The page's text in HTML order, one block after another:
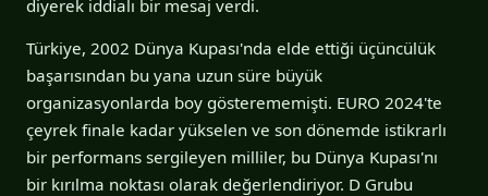
diyerek iddialı bir mesaj verdi.
Türkiye, 2002 Dünya Kupası'nda elde ettiği üçüncülük
başarısından bu yana uzun süre büyük
organizasyonlarda boy gösterememişti. EURO 2024'te
çeyrek finale kadar yükselen ve son dönemde istikrarlı
bir performans sergileyen milliler, bu Dünya Kupası'nı
bir kırılma noktası olarak değerlendiriyor. D Grubu